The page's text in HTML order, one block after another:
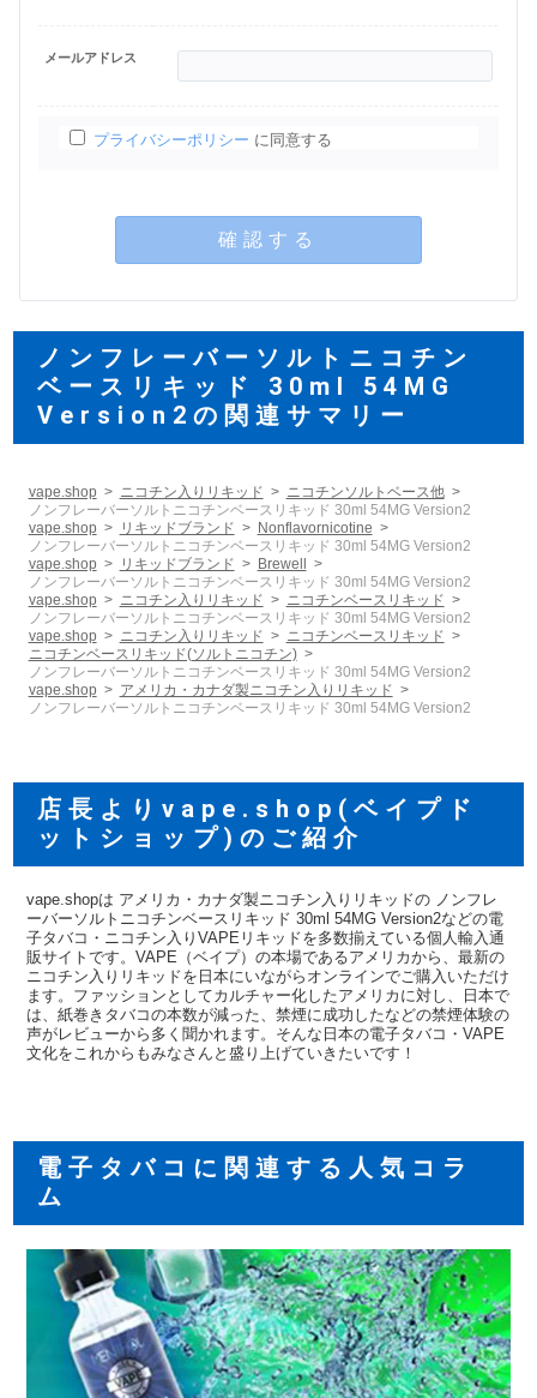
メールアドレス
プライバシーポリシー に同意する
確認する
ノンフレーバーソルトニコチン
ベースリキッド 30ml 54MG
Version2の関連サマリー
vape.shop ニコチン入りリキッド
ニコチンソルトベース他
ノンフレーバーソルトニコチンベースリキッド 30ml 54MG Version2
vape.shop
リキッドブランド
Nonflavornicotine
ノンフレーバーソルトニコチンベースリキッド 30ml 54MG Version2
vape.shop
リキッドブランド
Brewell
ノンフレーバーソルトニコチンベースリキッド 30ml 54MG Version2
vape.shop
ニコチン入りリキッド
ニコチンベースリキッド
ノンフレーバーソルトニコチンベースリキッド 30ml 54MG Version2
vape.shop
ニコチン入りリキッド
ニコチンベースリキッド
ニコチンベースリキッド(ソルトニコチン)
ノンフレーバーソルトニコチンベースリキッド 30ml 54MG Version2
vape.shop
アメリカ・カナダ製ニコチン入りリキッド
ノンフレーバーソルトニコチンベースリキッド 30ml 54MG Version2
店長よりvape.shop(ベイプド
ットショップ)のご紹介
vape.shopは アメリカ・カナダ製ニコチン入りリキッドの ノンフレ
ーバーソルトニコチンベースリキッド 30ml 54MG Version2などの電
子タバコ・ニコチン入りVAPEリキッドを多数揃えている個人輸入通
販サイトです。VAPE（ベイプ）の本場であるアメリカから、最新の
ニコチン入りリキッドを日本にいながらオンラインでご購入いただけ
ます。ファッションとしてカルチャー化したアメリカに対し、日本で
は、紙巻きタバコの本数が減った、禁煙に成功したなどの禁煙体験の
声がレビューから多く聞かれます。そんな日本の電子タバコ・VAPE
文化をこれからもみなさんと盛り上げていきたいです！
電子タバコに関連する人気コラ
ム